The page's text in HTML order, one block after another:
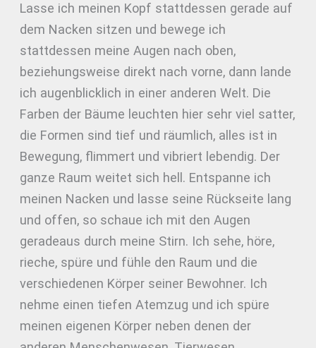
Lasse ich meinen Kopf stattdessen gerade auf
dem Nacken sitzen und bewege ich
stattdessen meine Augen nach oben,
beziehungsweise direkt nach vorne, dann lande
ich augenblicklich in einer anderen Welt. Die
Farben der Bäume leuchten hier sehr viel satter,
die Formen sind tief und räumlich, alles ist in
Bewegung, flimmert und vibriert lebendig. Der
ganze Raum weitet sich hell. Entspanne ich
meinen Nacken und lasse seine Rückseite lang
und offen, so schaue ich mit den Augen
geradeaus durch meine Stirn. Ich sehe, höre,
rieche, spüre und fühle den Raum und die
verschiedenen Körper seiner Bewohner. Ich
nehme einen tiefen Atemzug und ich spüre
meinen eigenen Körper neben denen der